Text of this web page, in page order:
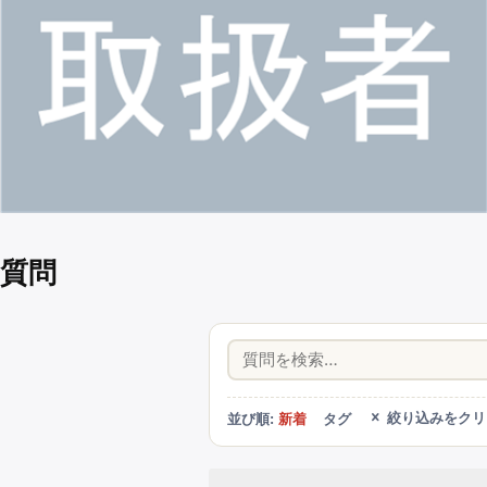
質問
並び順: 新着 タグ 絞り込みをク